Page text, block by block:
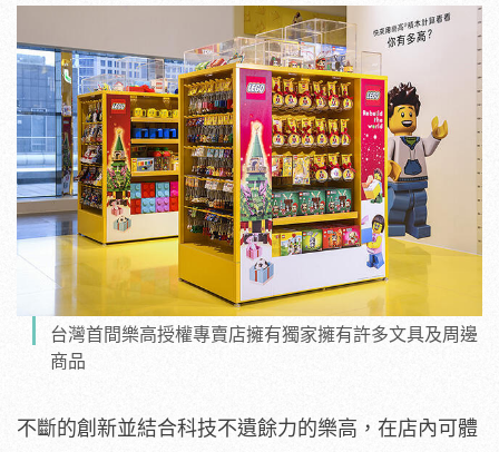
台灣首間樂高授權專賣店擁有獨家擁有許多文具及周邊
商品
不斷的創新並結合科技不遺餘力的樂高，在店內可體